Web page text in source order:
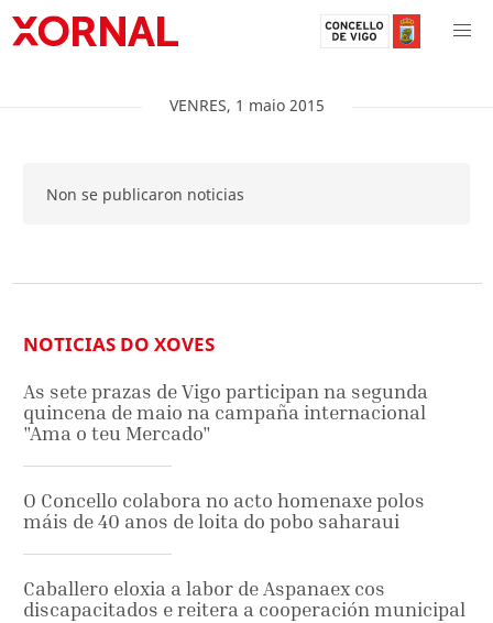
VENRES, 1 maio 2015
Non se publicaron noticias
NOTICIAS DO XOVES
As sete prazas de Vigo participan na segunda
quincena de maio na campaña internacional
"Ama o teu Mercado"
O Concello colabora no acto homenaxe polos
máis de 40 anos de loita do pobo saharaui
Caballero eloxia a labor de Aspanaex cos
discapacitados e reitera a cooperación municipal